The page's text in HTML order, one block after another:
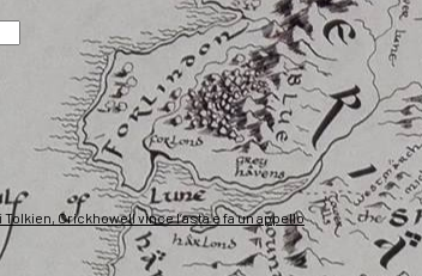
Tolkien, Crickhowell vince l’asta e fa un appello